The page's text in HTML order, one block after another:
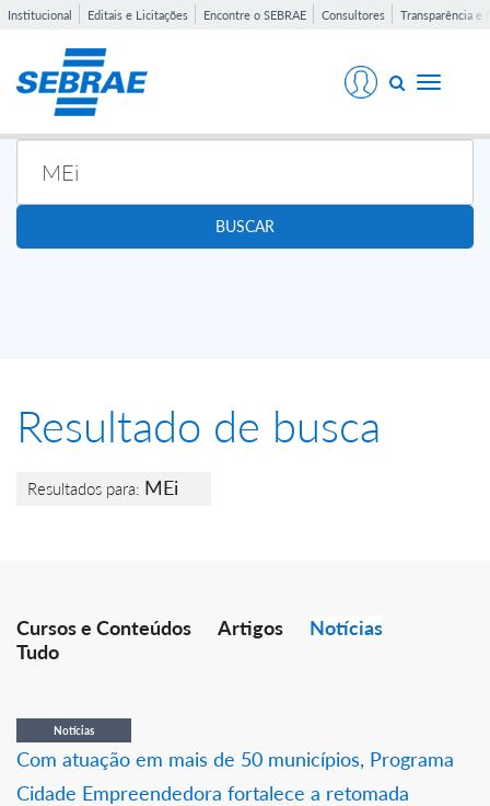
Institucional Editais e Licitações Encontre o SEBRAE Consultores Transparência e
Toggle
BUSCAR
Resultado de busca
Resultados para: MEi
Cursos e Conteúdos Artigos
Notícias
Tudo
Notícias
Com atuação em mais de 50 municípios, Programa
Cidade Empreendedora fortalece a retomada